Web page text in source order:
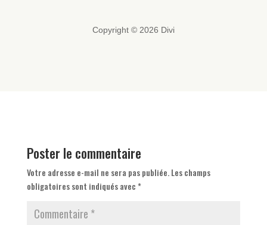
Copyright © 2026 Divi
Poster le commentaire
Votre adresse e-mail ne sera pas publiée. Les champs
obligatoires sont indiqués avec*